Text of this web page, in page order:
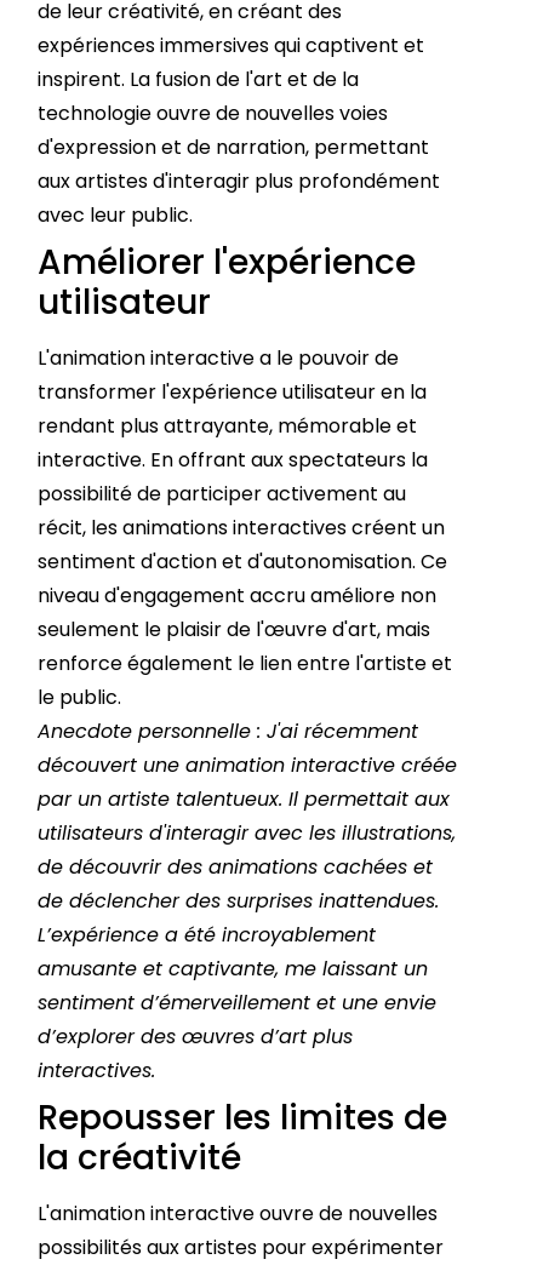
de leur créativité, en créant des
expériences immersives qui captivent et
inspirent. La fusion de l'art et de la
technologie ouvre de nouvelles voies
d'expression et de narration, permettant
aux artistes d'interagir plus profondément
avec leur public.
Améliorer l'expérience
utilisateur
L'animation interactive a le pouvoir de
transformer l'expérience utilisateur en la
rendant plus attrayante, mémorable et
interactive. En offrant aux spectateurs la
possibilité de participer activement au
récit, les animations interactives créent un
sentiment d'action et d'autonomisation. Ce
niveau d'engagement accru améliore non
seulement le plaisir de l'œuvre d'art, mais
renforce également le lien entre l'artiste et
le public.
Anecdote personnelle : J'ai récemment
découvert une animation interactive créée
par un artiste talentueux. Il permettait aux
utilisateurs d'interagir avec les illustrations,
de découvrir des animations cachées et
de déclencher des surprises inattendues.
L’expérience a été incroyablement
amusante et captivante, me laissant un
sentiment d’émerveillement et une envie
d’explorer des œuvres d’art plus
interactives.
Repousser les limites de
la créativité
L'animation interactive ouvre de nouvelles
possibilités aux artistes pour expérimenter